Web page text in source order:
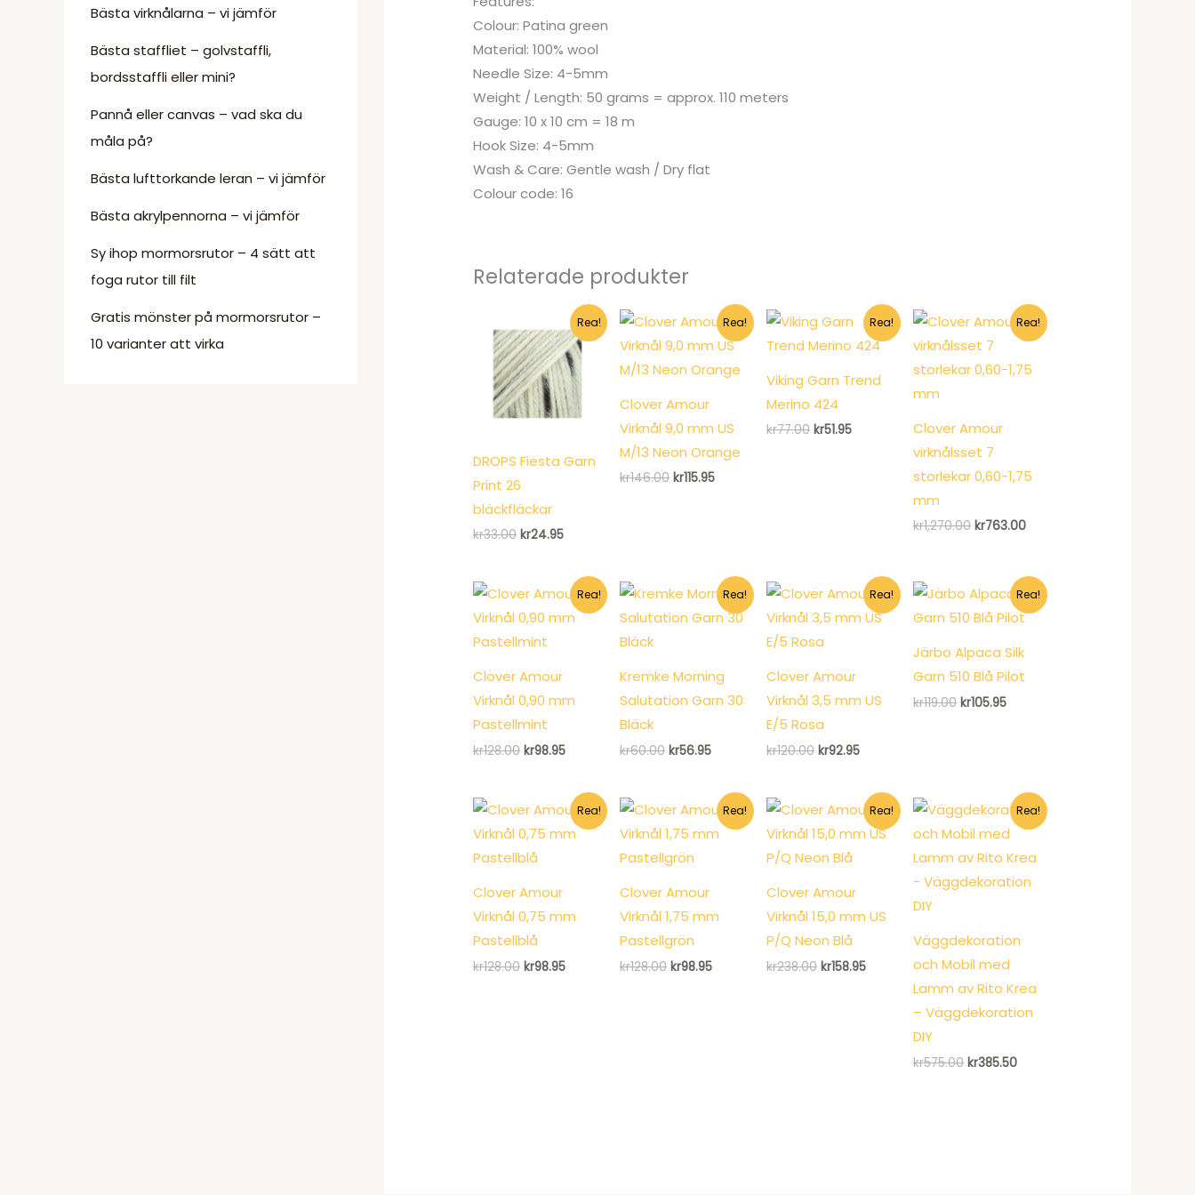
Bästa virknålarna – vi jämför
Bästa staffliet – golvstaffli,
bordsstaffli eller mini?
Pannå eller canvas – vad ska du
måla på?
Bästa lufttorkande leran – vi jämför
Bästa akrylpennorna – vi jämför
Sy ihop mormorsrutor – 4 sätt att
foga rutor till filt
Gratis mönster på mormorsrutor –
10 varianter att virka
Colour: Patina green
Material: 100% wool
Needle Size: 4-5mm
Weight / Length: 50 grams = approx. 110 meters
Gauge: 10 x 10 cm = 18 m
Hook Size: 4-5mm
Wash & Care: Gentle wash / Dry flat
Colour code: 16
Relaterade produkter
Rea!
DROPS Fiesta Garn
Print 26
bläckfläckar
kr33.00 Det
kr33.00.
kr24.95Det
är:
kr24.95.
Rea!
Clover Amour
Virknål 9,0 mm US
M/13 Neon Orange
kr146.00 Det
kr115.95Det
Rea!
Viking Garn Trend
Merino 424
kr77.00 Det
kr51.95Det
Rea!
Clover Amour
virknålsset 7
storlekar 0,60-1,75
mm
kr1,270.00 Det
kr1,270.00.
kr763.00Det
kr763.00.
Rea!
Clover Amour
Virknål 0,90 mm
Pastellmint
kr128.00 Det
kr128.00.
kr98.95Det
är:
kr98.95.
Rea!
Kremke Morning
Salutation Garn 30
Bläck
kr60.00 Det
kr60.00.
kr56.95Det
är:
kr56.95.
Rea!
Clover Amour
Virknål 3,5 mm US
E/5 Rosa
kr120.00 Det
kr120.00.
kr92.95Det
är:
kr92.95.
Rea!
Järbo Alpaca Silk
Garn 510 Blå Pilot
kr119.00 Det
kr105.95Det
Rea!
Clover Amour
Virknål 0,75 mm
Pastellblå
kr128.00 Det
kr98.95Det
Rea!
Clover Amour
Virknål 1,75 mm
Pastellgrön
kr128.00 Det
kr98.95Det
Rea!
Clover Amour
Virknål 15,0 mm US
P/Q Neon Blå
kr238.00 Det
kr158.95Det
nuvarande
Rea!
Väggdekoration
och Mobil med
Lamm av Rito Krea
– Väggdekoration
DIY
kr575.00 Det
kr385.50Det